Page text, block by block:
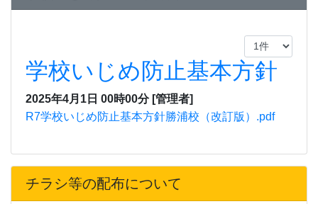
学校いじめ防止基本方針
2025年4月1日 00時00分 [管理者]
R7学校いじめ防止基本方針勝浦校（改訂版）.pdf
チラシ等の配布について